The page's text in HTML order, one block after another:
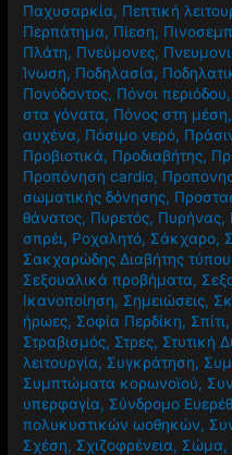
Παχυσαρκία, Πεπτική
Περπάτημα, Πίεση,
Πλάτη, Πνεύμονες,
Ίνωση, Ποδηλασία,
Πονόδοντος, Πόνοι περιόδου,
στα γόνατα, Πόνος στη μέση,
αυχένα, Πόσιμο νερό,
Προβιοτικά, Προδιαβήτης,
Προπόνηση cardio,
σωματικής δόνησης,
θάνατος, Πυρετός, Πυρήνας,
σπρέι, Ροχαλητό, Σάκχαρο,
Σακχαρώδης Διαβήτης
Σεξουαλικά προβήματα,
Ικανοποίηση, Σημειώσεις,
ήρωες, Σοφία Περδίκη, Σπίτι,
Στραβισμός, Στρες, Στυτική
λειτουργία, Συγκράτηση,
Συμπτώματα κορωνοϊού,
υπερφαγία, Σύνδρομο
πολυκυστικών ωοθηκών,
Σχέση, Σχιζοφρένεια, Σώμα,